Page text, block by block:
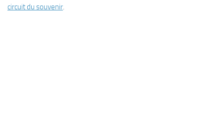
circuit du souvenir.